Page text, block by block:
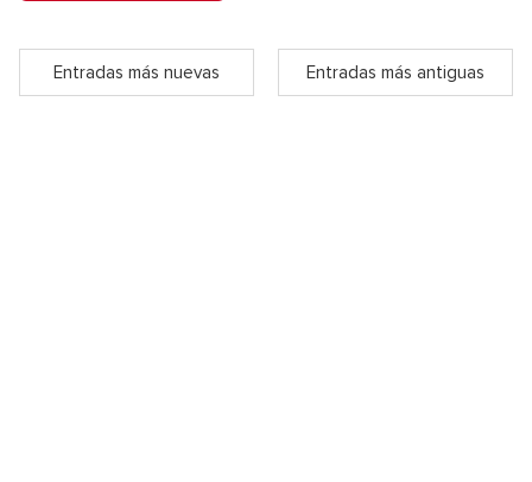
Entradas más nuevas Entradas más antiguas